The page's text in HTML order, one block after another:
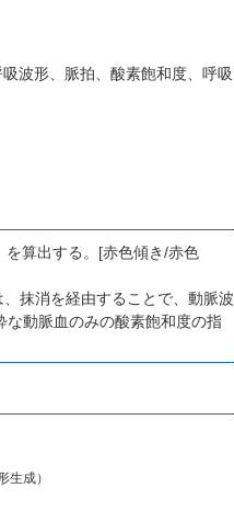
波形、脈拍、酸素飽和度、呼吸
算出する。[赤色傾き/赤色
抹消を経由することで、動脈波
動脈血のみの酸素飽和度の指
成）